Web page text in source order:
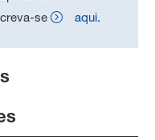
se
aqui.